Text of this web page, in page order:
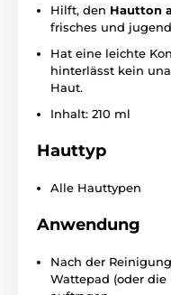
Hilft, den Hautton
frisches und
Hat eine leichte
hinterlässt kein
Haut.
Inhalt: 210 ml
Hauttyp
Alle Hauttypen
Anwendung
Nach der
Wattepad (oder